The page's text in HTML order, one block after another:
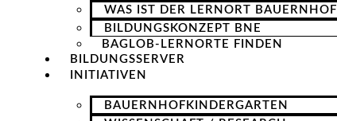
WAS IST DER LERNORT BAUERNHOF
BILDUNGSKONZEPT BNE
BAGLOB-LERNORTE FINDEN
BILDUNGSSERVER
INITIATIVEN
BAUERNHOFKINDERGARTEN